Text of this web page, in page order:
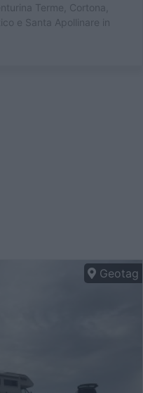
Terme, Cortona,
e Santa Apollinare in
Geotag